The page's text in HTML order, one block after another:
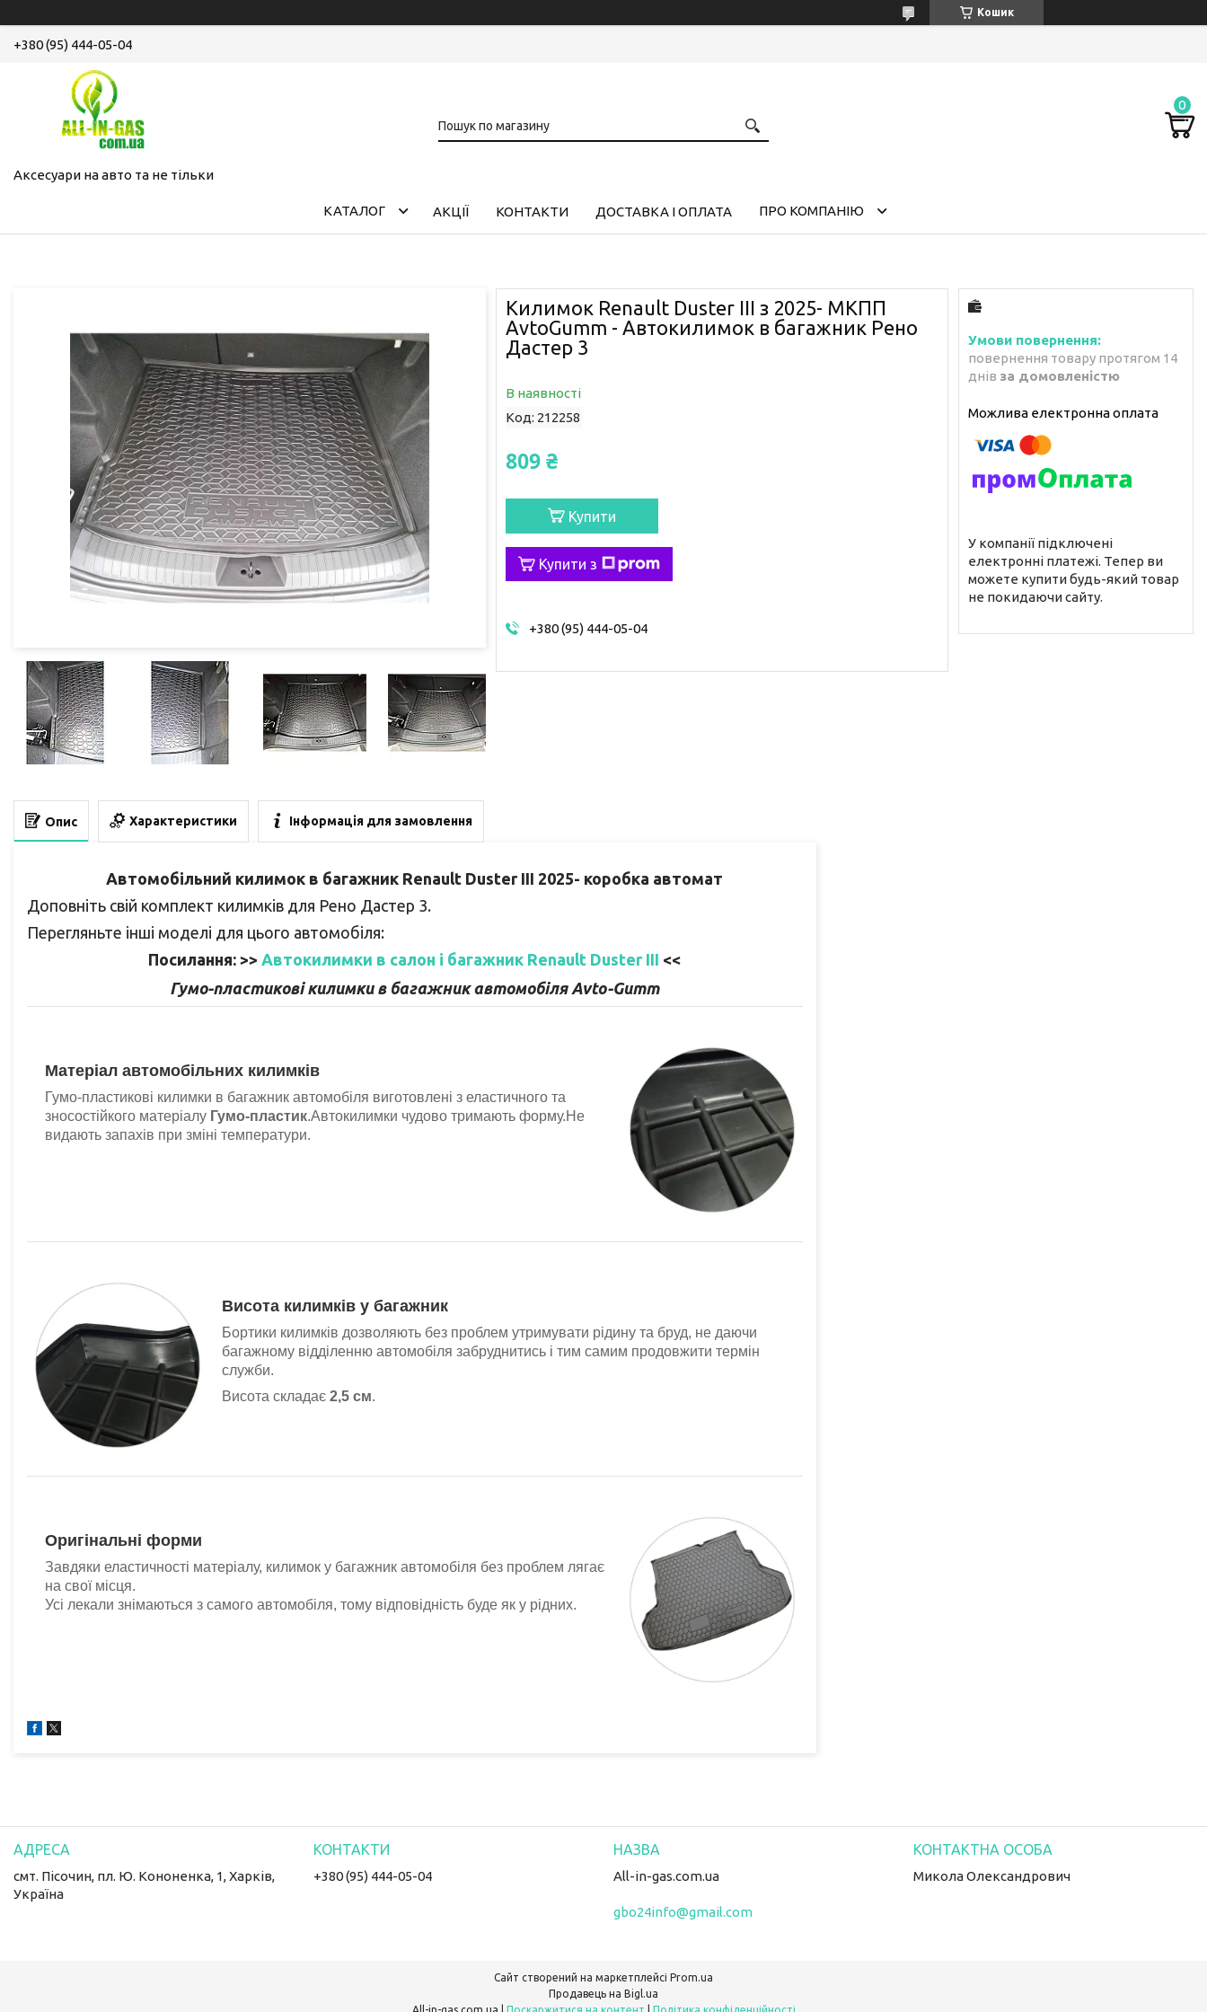
Кошик
+380 (95) 444-05-04
Аксесуари на авто та не тільки
КАТАЛОГ АКЦІЇ КОНТАКТИ ДОСТАВКА І ОПЛАТА ПРО КОМПАНІЮ
Килимок Renault Duster III з 2025- МКПП
AvtoGumm - Автокилимок в багажник Рено
Дастер 3
В наявності
Код: 212258
809 ₴
Купити
Купити з
+380 (95) 444-05-04
повернення товару протягом 14
днів за домовленістю
У компанії підключені
електронні платежі. Тепер ви
можете купити будь-який товар
не покидаючи сайту.
Опис Характеристики Інформація для замовлення
Автомобільний килимок в багажник Renault Duster III 2025- коробка автомат
Доповніть свій комплект килимків для Рено Дастер 3.
Перегляньте інші моделі для цього автомобіля:
Посилання: >> Автокилимки в салон і багажник Renault Duster III <<
Гумо-пластикові килимки в багажник автомобіля Avto-Gumm
Матеріал автомобільних килимків
Гумо-пластикові килимки в багажник автомобіля виготовлені з еластичного та
зносостійкого матеріалу Гумо-пластик.Автокилимки чудово тримають форму.Не
видають запахів при зміні температури.
Висота килимків у багажник
Бортики килимків дозволяють без проблем утримувати рідину та бруд, не даючи
багажному відділенню автомобіля забруднитись і тим самим продовжити термін
служби.
Висота складає 2,5 см.
Оригінальні форми
Завдяки еластичності матеріалу, килимок у багажник автомобіля без проблем лягає
на свої місця.
Усі лекали знімаються з самого автомобіля, тому відповідність буде як у рідних.
смт. Пісочин, пл. Ю. Кононенка, 1, Харків,
Україна
+380 (95) 444-05-04 All-in-gas.com.ua
gbo24info@gmail.com
Микола Олександрович
Сайт створений на маркетплейсі Prom.ua
Продавець на Bigl.ua
Поскаржитися на контент Політика конфіденційності